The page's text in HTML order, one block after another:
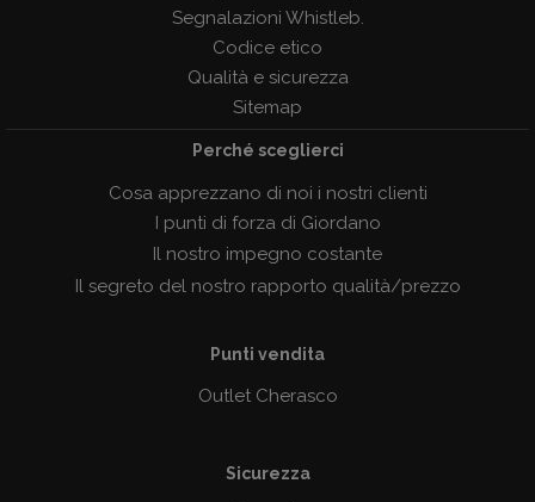
Segnalazioni Whistleb.
Codice etico
Qualità e sicurezza
Sitemap
Perché sceglierci
Cosa apprezzano di noi i nostri clienti
I punti di forza di Giordano
Il nostro impegno costante
Il segreto del nostro rapporto qualità/prezzo
Punti vendita
Outlet Cherasco
Sicurezza